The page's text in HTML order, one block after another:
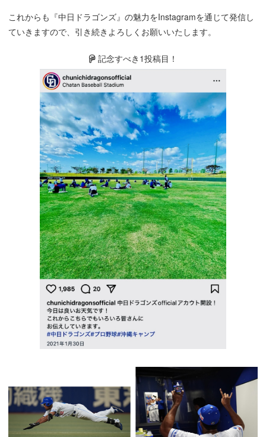
これからも『中日ドラゴンズ』の魅力をInstagramを通じて発信し
ていきますので、引き続きよろしくお願いいたします。
記念すべき1投稿目！